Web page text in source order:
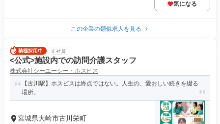
気になる
この企業の類似求人を見る
正社員
<公式>施設内での訪問介護スタッフ
株式会社シーユーシー・ホスピス
【古川駅】ホスピスは終点ではない。人生の、愛おしい続きを綴る
場所。
宮城県大崎市古川栄町